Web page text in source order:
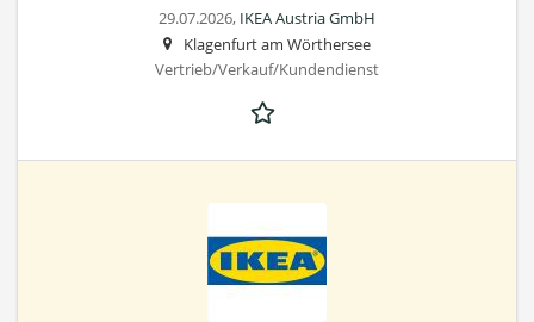
29.07.2026, IKEA Austria GmbH
Klagenfurt am Wörthersee
Vertrieb/Verkauf/Kundendienst